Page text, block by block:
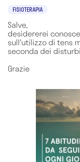
FISIOTERAPIA
Salve,
desidererei
sull'utilizzo di tens
seconda dei
Grazie